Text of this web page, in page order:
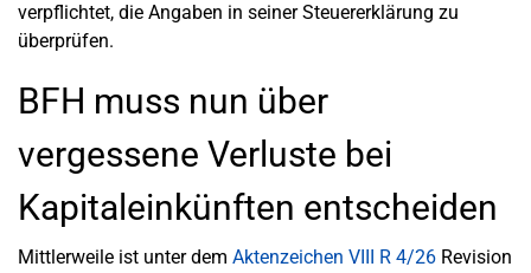
verpflichtet, die Angaben in seiner Steuererklärung zu
überprüfen.
BFH muss nun über
vergessene Verluste bei
Kapitaleinkünften entscheiden
Mittlerweile ist unter dem Aktenzeichen VIII R 4/26 Revision